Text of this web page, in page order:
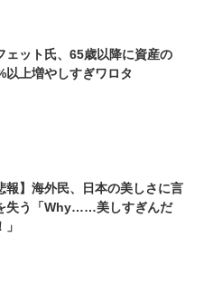
ェット氏、65歳以降に資産の
以上増やしすぎワロタ
報】海外民、日本の美しさに言
失う「Why……美しすぎんだ
」